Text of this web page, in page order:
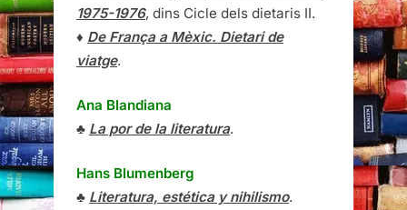
1975-1976, dins Cicle dels dietaris II.
♦ De França a Mèxic. Dietari de
viatge.
Ana Blandiana
♣ La por de la literatura.
Hans Blumenberg
♣ Literatura, estética y nihilismo.